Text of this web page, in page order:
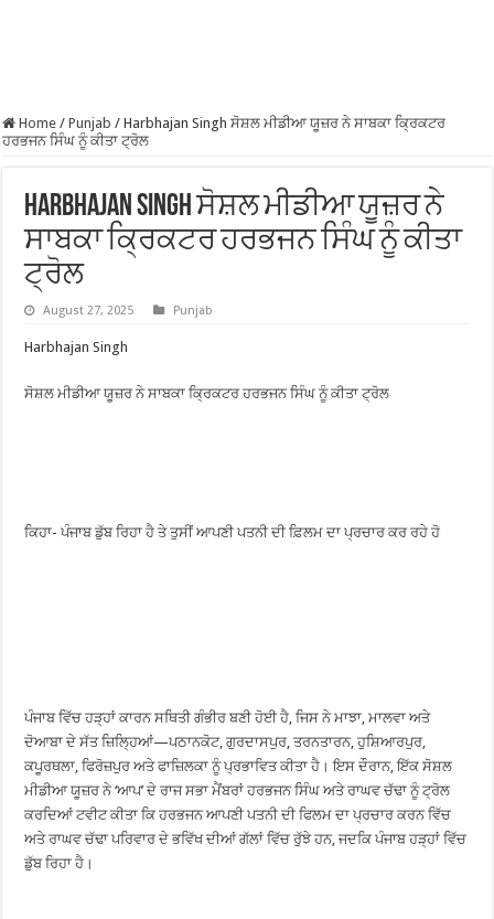
Home / Punjab / Harbhajan Singh ਸੋਸ਼ਲ ਮੀਡੀਆ ਯੂਜ਼ਰ ਨੇ ਸਾਬਕਾ ਕ੍ਰਿਕਟਰ
ਹਰਭਜਨ ਸਿੰਘ ਨੂੰ ਕੀਤਾ ਟ੍ਰੋਲ
Harbhajan Singh ਸੋਸ਼ਲ ਮੀਡੀਆ ਯੂਜ਼ਰ ਨੇ
ਸਾਬਕਾ ਕ੍ਰਿਕਟਰ ਹਰਭਜਨ ਸਿੰਘ ਨੂੰ ਕੀਤਾ
ਟ੍ਰੋਲ
August 27, 2025 Punjab
Harbhajan Singh
ਸੋਸ਼ਲ ਮੀਡੀਆ ਯੂਜ਼ਰ ਨੇ ਸਾਬਕਾ ਕ੍ਰਿਕਟਰ ਹਰਭਜਨ ਸਿੰਘ ਨੂੰ ਕੀਤਾ ਟ੍ਰੋਲ
ਕਿਹਾ- ਪੰਜਾਬ ਡੁੱਬ ਰਿਹਾ ਹੈ ਤੇ ਤੁਸੀਂ ਆਪਣੀ ਪਤਨੀ ਦੀ ਫ਼ਿਲਮ ਦਾ ਪ੍ਰਚਾਰ ਕਰ ਰਹੇ ਹੋ
ਪੰਜਾਬ ਵਿੱਚ ਹੜ੍ਹਾਂ ਕਾਰਨ ਸਥਿਤੀ ਗੰਭੀਰ ਬਣੀ ਹੋਈ ਹੈ, ਜਿਸ ਨੇ ਮਾਝਾ, ਮਾਲਵਾ ਅਤੇ
ਦੋਆਬਾ ਦੇ ਸੱਤ ਜ਼ਿਲ੍ਹਿਆਂ—ਪਠਾਨਕੋਟ, ਗੁਰਦਾਸਪੁਰ, ਤਰਨਤਾਰਨ, ਹੁਸ਼ਿਆਰਪੁਰ,
ਕਪੂਰਥਲਾ, ਫਿਰੋਜ਼ਪੁਰ ਅਤੇ ਫਾਜ਼ਿਲਕਾ ਨੂੰ ਪ੍ਰਭਾਵਿਤ ਕੀਤਾ ਹੈ। ਇਸ ਦੌਰਾਨ, ਇੱਕ ਸੋਸ਼ਲ
ਮੀਡੀਆ ਯੂਜ਼ਰ ਨੇ ‘ਆਪ’ ਦੇ ਰਾਜ ਸਭਾ ਮੈਂਬਰਾਂ ਹਰਭਜਨ ਸਿੰਘ ਅਤੇ ਰਾਘਵ ਚੱਢਾ ਨੂੰ ਟ੍ਰੋਲ
ਕਰਦਿਆਂ ਟਵੀਟ ਕੀਤਾ ਕਿ ਹਰਭਜਨ ਆਪਣੀ ਪਤਨੀ ਦੀ ਫਿਲਮ ਦਾ ਪ੍ਰਚਾਰ ਕਰਨ ਵਿੱਚ
ਅਤੇ ਰਾਘਵ ਚੱਢਾ ਪਰਿਵਾਰ ਦੇ ਭਵਿੱਖ ਦੀਆਂ ਗੱਲਾਂ ਵਿੱਚ ਰੁੱਝੇ ਹਨ, ਜਦਕਿ ਪੰਜਾਬ ਹੜ੍ਹਾਂ ਵਿੱਚ
ਡੁੱਬ ਰਿਹਾ ਹੈ।